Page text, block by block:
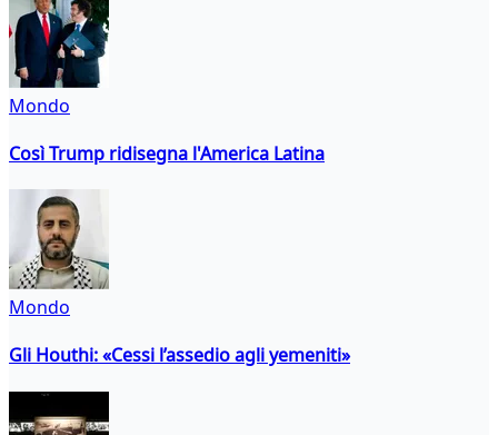
Mondo
Così Trump ridisegna l'America Latina
Mondo
Gli Houthi: «Cessi l’assedio agli yemeniti»